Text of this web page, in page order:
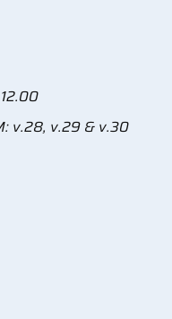
v.28, v.29 & v.30